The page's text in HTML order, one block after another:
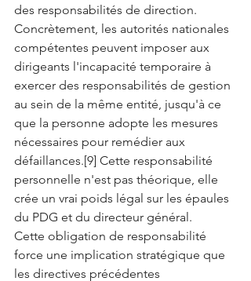
des responsabilités de direction.
Concrètement, les autorités nationales
compétentes peuvent imposer aux
dirigeants l'incapacité temporaire à
exercer des responsabilités de gestion
au sein de la même entité, jusqu'à ce
que la personne adopte les mesures
nécessaires pour remédier aux
défaillances.[9] Cette responsabilité
personnelle n'est pas théorique, elle
crée un vrai poids légal sur les épaules
du PDG et du directeur général.
Cette obligation de responsabilité
force une implication stratégique que
les directives précédentes